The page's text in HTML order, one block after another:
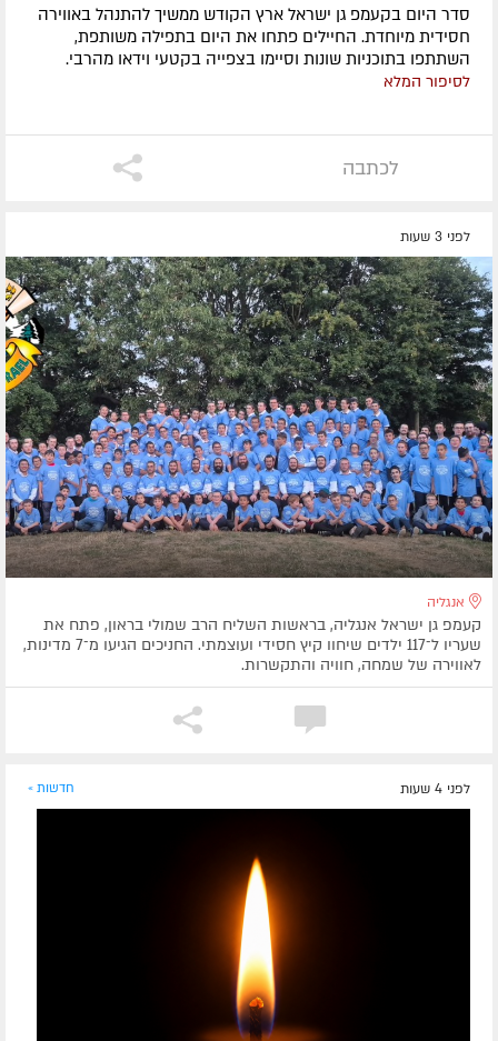
סדר היום בקעמפ גן ישראל ארץ הקודש ממשיך להתנהל באווירה
חסידית מיוחדת. החיילים פתחו את היום בתפילה משותפת,
השתתפו בתוכניות שונות וסיימו בצפייה בקטעי וידאו מהרבי.
לסיפור המלא
לכתבה
לפני 3 שעות
אנגליה
קעמפ גן ישראל אנגליה, בראשות השליח הרב שמולי בראון, פתח את
שעריו ל־117 ילדים שיחוו קיץ חסידי ועוצמתי. החניכים הגיעו מ־7 מדינות,
לאווירה של שמחה, חוויה והתקשרות.
לפני 4 שעות חדשות »